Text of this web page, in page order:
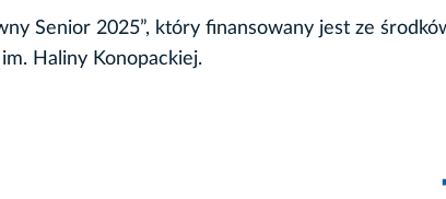
Senior 2025”, który finansowany jest ze
Haliny Konopackiej.